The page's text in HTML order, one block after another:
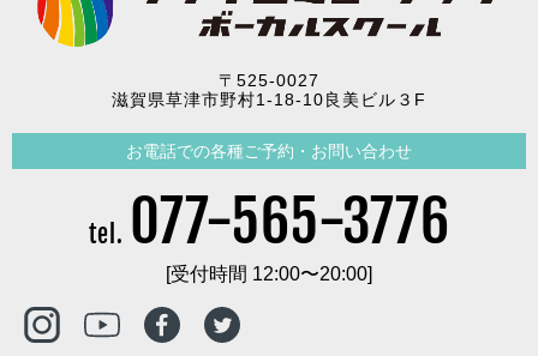
〒525-0027
滋賀県草津市野村1-18-10良美ビル３F
お電話での各種ご予約・お問い合わせ
tel. 077-565-3776
[受付時間 12:00〜20:00]